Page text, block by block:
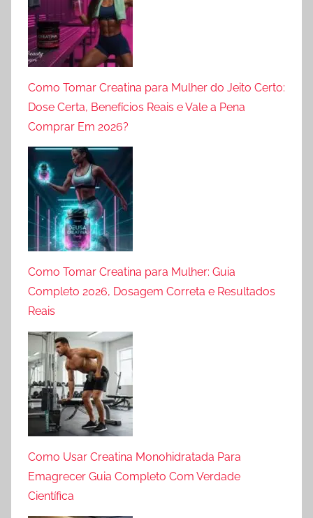
Como Tomar Creatina para Mulher do Jeito Certo:
Dose Certa, Benefícios Reais e Vale a Pena
Comprar Em 2026?
Como Tomar Creatina para Mulher: Guia
Completo 2026, Dosagem Correta e Resultados
Reais
Como Usar Creatina Monohidratada Para
Emagrecer Guia Completo Com Verdade
Científica